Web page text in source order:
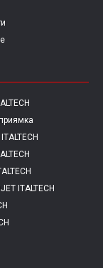
ITALTECH